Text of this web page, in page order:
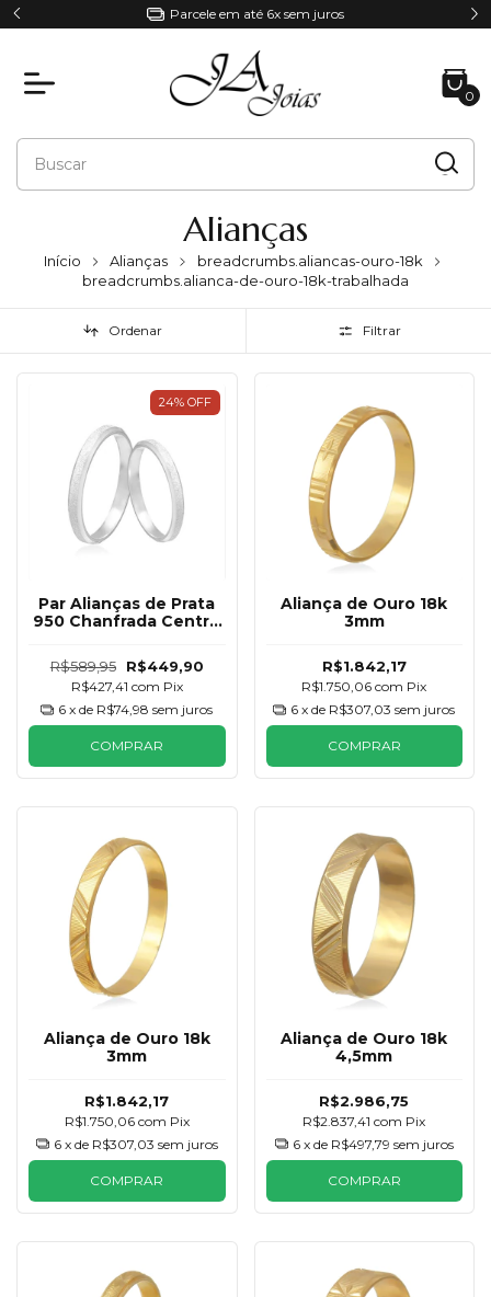
Parcele em até 6x sem juros
0
Alianças
Início Alianças
breadcrumbs.aliancas-ouro-18k
breadcrumbs.alianca-de-ouro-18k-trabalhada
Ordenar Filtrar
24% OFF
Par Alianças de Prata
950 Chanfrada Centro
R$589,95 R$449,90
R$427,41 com Pix
6 x de R$74,98 sem juros
COMPRAR
Aliança de Ouro 18k
3mm
R$1.842,17
R$1.750,06com Pix
6 x de R$307,03 sem juros
COMPRAR
Aliança de Ouro 18k
3mm
R$1.842,17
R$1.750,06 com Pix
6 x de R$307,03 sem juros
COMPRAR
Aliança de Ouro 18k
4,5mm
R$2.986,75
R$2.837,41com Pix
6 x de R$497,79 sem juros
COMPRAR